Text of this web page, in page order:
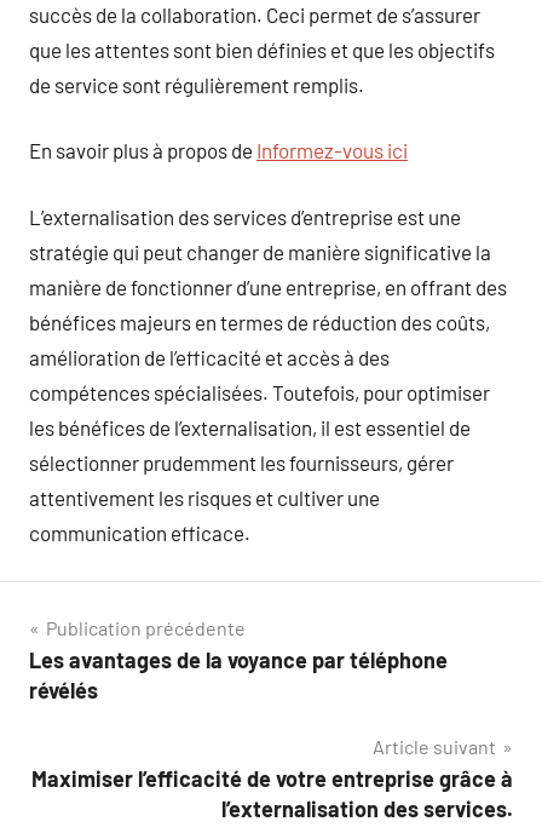
succès de la collaboration. Ceci permet de s’assurer
que les attentes sont bien définies et que les objectifs
de service sont régulièrement remplis.
En savoir plus à propos de Informez-vous ici
L’externalisation des services d’entreprise est une
stratégie qui peut changer de manière significative la
manière de fonctionner d’une entreprise, en offrant des
bénéfices majeurs en termes de réduction des coûts,
amélioration de l’efficacité et accès à des
compétences spécialisées. Toutefois, pour optimiser
les bénéfices de l’externalisation, il est essentiel de
sélectionner prudemment les fournisseurs, gérer
attentivement les risques et cultiver une
communication efficace.
Navigation
de
Publication précédente
Les avantages de la voyance par téléphone
révélés
Article suivant
Maximiser l’efficacité de votre entreprise grâce à
l’externalisation des services.